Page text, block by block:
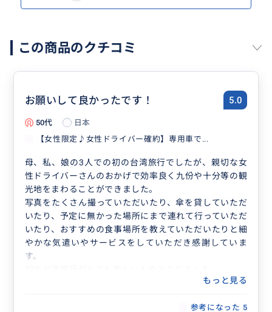
この商品のクチコミ
お願いして良かったです！ 5.0
50代
日本
【女性限定♪女性ドライバー確約】専用車で...
母、私、娘の3人での初の台湾旅行でしたが、親切な女
性ドライバーさんのおかげで効率良く九份や十分等の観
光地をまわることができました。
写真をたくさん撮っていただいたり、傘を貸していただ
いたり、予定に無かった場所にまで連れて行っていただ
いたり、おすすめの食事場所を教えていただいたりと細
やかな気遣いやサービスをしていただき感謝していま
す。
また機会がありましたら、ぜひお願いしたいです。本当
もっと見る
参考になった 5